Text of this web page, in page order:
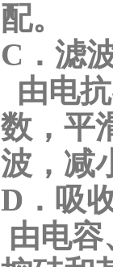
配。
C．滤
由电
数，平
波，减
D．吸
由电